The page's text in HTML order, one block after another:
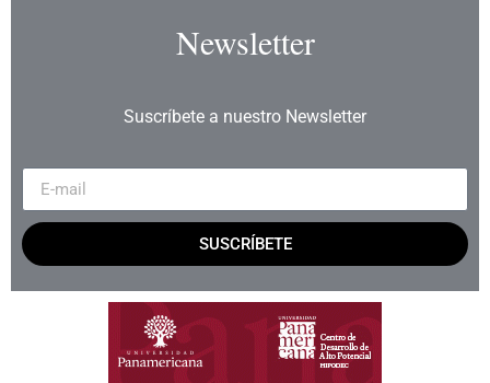
Newsletter
Suscríbete a nuestro Newsletter
SUSCRÍBETE